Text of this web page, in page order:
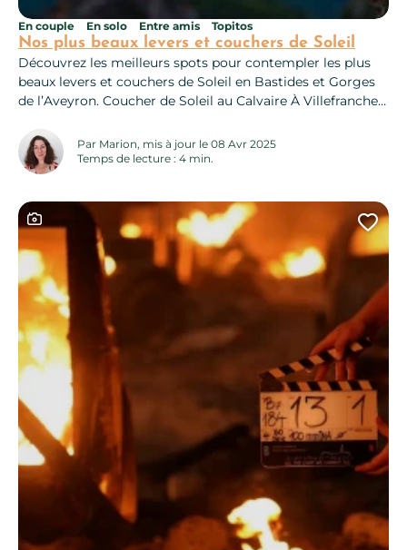
Nos plus beaux levers et couchers de Soleil
En couple En solo Entre amis Topitos
Découvrez les meilleurs spots pour contempler les plus
beaux levers et couchers de Soleil en Bastides et Gorges
de l’Aveyron. Coucher de Soleil au Calvaire À Villefranche
pourrez contempler un superbe coucher de Soleil. Depuis
le belvédère, vous apercevrez la rivière Aveyron, les toits...
Par Marion, mis à jour le 08 Avr 2025
Temps de lecture : 4 min.
Ce contenu contient une galerie photo